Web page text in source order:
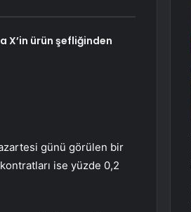
X’in ürün şefliğinden
günü görülen bir
ise yüzde 0,2